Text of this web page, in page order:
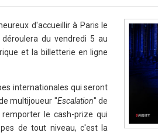
d'accueillir à Paris le
du vendredi 5 au
et la billetterie en ligne
internationales qui seront
multijoueur "Escalation" de
le cash-prize qui
de tout niveau, c'est la